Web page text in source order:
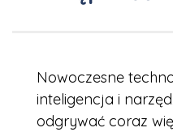
Nowoczesne
inteligencja i
odgrywać coraz